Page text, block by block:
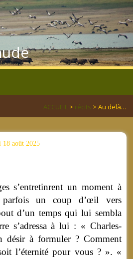
ACCUEIL> récits > Au delà…
18 août 2025
s’entretinrent un moment à
parfois un coup d’œil vers
d’un temps qui lui sembla
s’adressa à lui : « Charles-
désir à formuler ? Comment
l’éternité pour vous ? ». «